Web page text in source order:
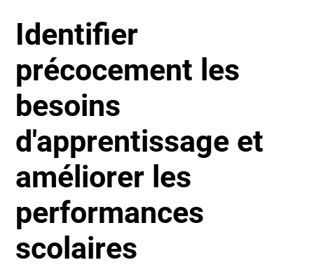
Identifier
précocement les
besoins
d'apprentissage et
améliorer les
performances
scolaires